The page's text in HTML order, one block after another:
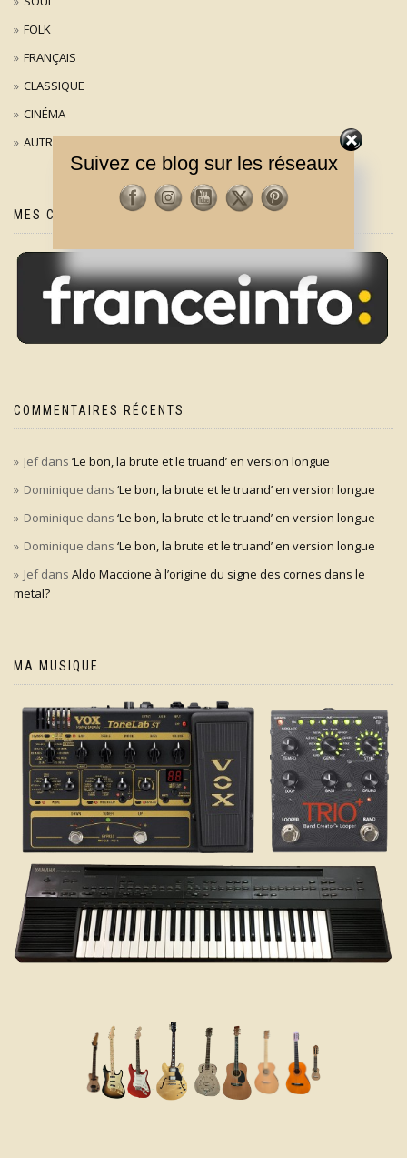
FOLK
FRANÇAIS
CLASSIQUE
CINÉMA
AUTRES
MES CHRONIQUES SUR
COMMENTAIRES RÉCENTS
Jefdans ‘Le bon, la brute et le truand’ en version longue
Dominique dans ‘Le bon, la brute et le truand’ en version longue
Dominique dans ‘Le bon, la brute et le truand’ en version longue
Dominique dans ‘Le bon, la brute et le truand’ en version longue
Jefdans Aldo Maccione à l’origine du signe des cornes dans le
metal?
MA MUSIQUE
Suivez ce blog sur les réseaux